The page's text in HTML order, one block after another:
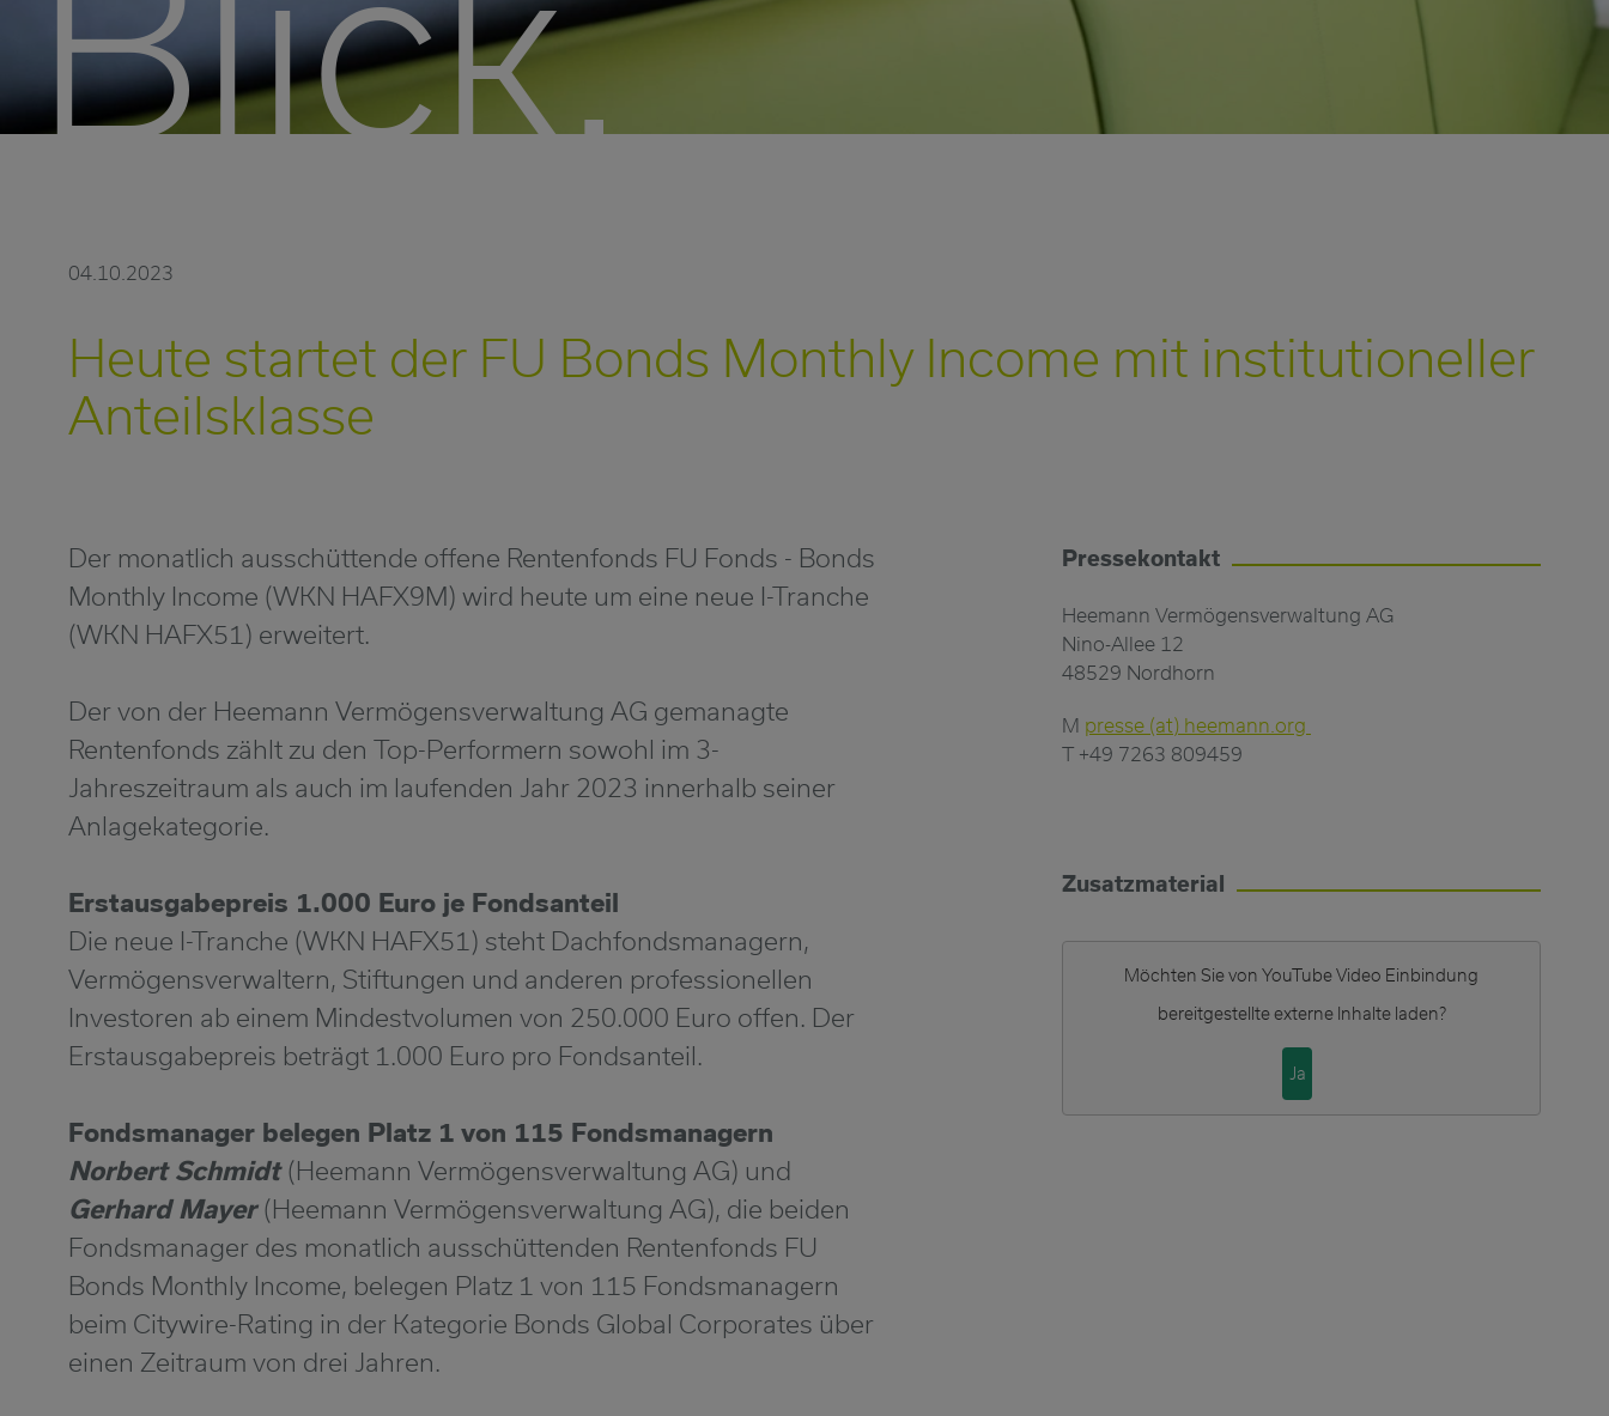
04.10.2023
Heute startet der FU Bonds Monthly Income mit institutioneller
Anteilsklasse
Der monatlich ausschüttende offene Rentenfonds FU Fonds - Bonds
Monthly Income (WKN HAFX9M) wird heute um eine neue I-Tranche
(WKN HAFX51) erweitert.
Der von der Heemann Vermögensverwaltung AG gemanagte
Rentenfonds zählt zu den Top-Performern sowohl im 3-
Jahreszeitraum als auch im laufenden Jahr 2023 innerhalb seiner
Anlagekategorie.
Erstausgabepreis 1.000 Euro je Fondsanteil
Die neue I-Tranche (WKN HAFX51) steht Dachfondsmanagern,
Vermögensverwaltern, Stiftungen und anderen professionellen
Investoren ab einem Mindestvolumen von 250.000 Euro offen. Der
Erstausgabepreis beträgt 1.000 Euro pro Fondsanteil.
Fondsmanager belegen Platz 1 von 115 Fondsmanagern
Norbert Schmidt(Heemann Vermögensverwaltung AG) und
Gerhard Mayer(Heemann Vermögensverwaltung AG), die beiden
Fondsmanager des monatlich ausschüttenden Rentenfonds FU
Bonds Monthly Income, belegen Platz 1 von 115 Fondsmanagern
beim Citywire-Rating in der Kategorie Bonds Global Corporates über
einen Zeitraum von drei Jahren.
Pressekontakt
Heemann Vermögensverwaltung AG
Nino-Allee 12
48529 Nordhorn
M presse (at) heemann.org
T +49 7263 809459
Zusatzmaterial
Möchten Sie vonYouTube Video Einbindung
bereitgestellte externe Inhalte laden?
Ja